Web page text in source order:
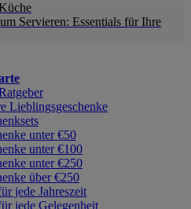
Servieren: Essentials für Ihre
Lieblingsgeschenke
unter €50
unter €100
unter €250
über €250
jede Jahreszeit
jede Gelegenheit